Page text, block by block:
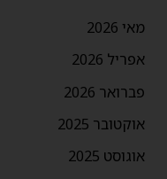
מאי 2026
אפריל 2026
פברואר 2026
אוקטובר 2025
אוגוסט 2025